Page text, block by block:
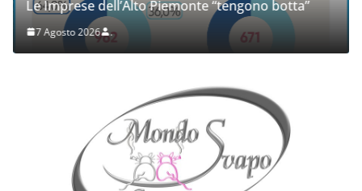
Le Imprese dell’Alto Piemonte “tengono botta”
7 Agosto 2026 .